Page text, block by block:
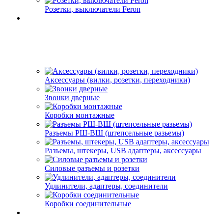
Розетки, выключатели Feron
Аксессуары (вилки, розетки, переходники)
Звонки дверные
Коробки монтажные
Разъемы РШ-ВШ (штепсельные разьемы)
Разъемы, штекеры, USB адаптеры, аксессуары
Силовые разъемы и розетки
Удлинители, адаптеры, соединители
Коробки соединительные